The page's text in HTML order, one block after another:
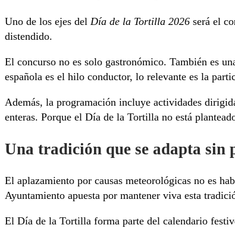
Uno de los ejes del Día de la Tortilla 2026 será el
distendido.
El concurso no es solo gastronómico. También es
española es el hilo conductor, lo relevante es la
Además, la programación incluye actividades
enteras. Porque el Día de la Tortilla no está
Una tradición que se adapta sin
El aplazamiento por causas meteorológicas no es
Ayuntamiento apuesta por mantener viva esta
El Día de la Tortilla forma parte del calendario